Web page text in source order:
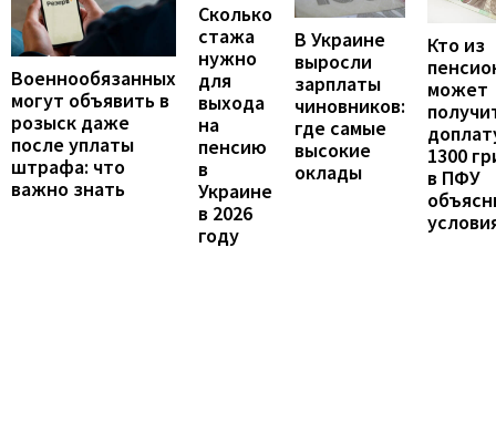
Военнообязанных
могут объявить в
розыск даже
после уплаты
штрафа: что
важно знать
Сколько
стажа
нужно
для
выхода
на
пенсию
в
Украине
в 2026
году
В Украине
выросли
зарплаты
чиновников:
где самые
высокие
оклады
Кто из
может
1300
в ПФУ